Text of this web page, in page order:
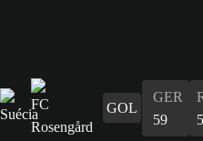
GOL
GER
59